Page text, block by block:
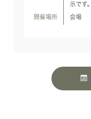
示です。
開催場所 会場